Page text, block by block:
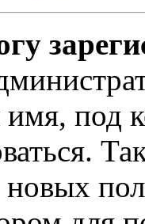
имя, под